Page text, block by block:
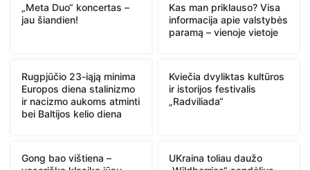
„Meta Duo“ koncertas –
jau šiandien!
Kas man priklauso? Visa
informacija apie valstybės
paramą – vienoje vietoje
Rugpjūčio 23-iąją minima
Europos diena stalinizmo
ir nacizmo aukoms atminti
bei Baltijos kelio diena
Kviečia dvyliktas kultūros
ir istorijos festivalis
„Radviliada“
Gong bao vištiena –
UKraina toliau daužo